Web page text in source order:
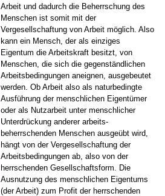
Arbeit und dadurch die Beherrschung des
Menschen ist somit mit der
Vergesellschaftung von Arbeit möglich. Also
kann ein Mensch, der als einziges
Eigentum die Arbeitskraft besitzt, von
Menschen, die sich die gegenständlichen
Arbeitsbedingungen aneignen, ausgebeutet
werden. Ob Arbeit also als naturbedingte
Ausführung der menschlichen Eigentümer
oder als Nutzarbeit unter menschlicher
Unterdrückung anderer arbeits-
beherrschenden Menschen ausgeübt wird,
hängt von der Vergesellschaftung der
Arbeitsbedingungen ab, also von der
herrschenden Gesellschaftsform. Die
Ausnutzung des menschlichen Eigentums
(der Arbeit) zum Profit der herrschenden